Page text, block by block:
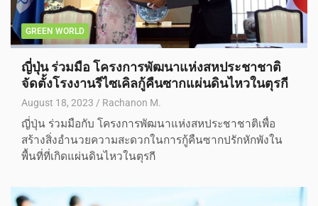
GREEN WORLD
ญี่ปุ่น ร่วมมือ โครงการพัฒนาแห่งสหประชาชาติ
จัดตั้งโรงงานรีไซเคิลกู้คืนซากแผ่นดินไหวในตุรกี
August 18, 2023 Rachanon M.
ญี่ปุ่น ร่วมมือกับ โครงการพัฒนาแห่งสหประชาชาติเพื่อ
สร้างสิ่งอํานวยความสะดวกในการกู้คืนซากปรักหักพังใน
พื้นที่ที่เกิดแผ่นดินไหวในตุรกี